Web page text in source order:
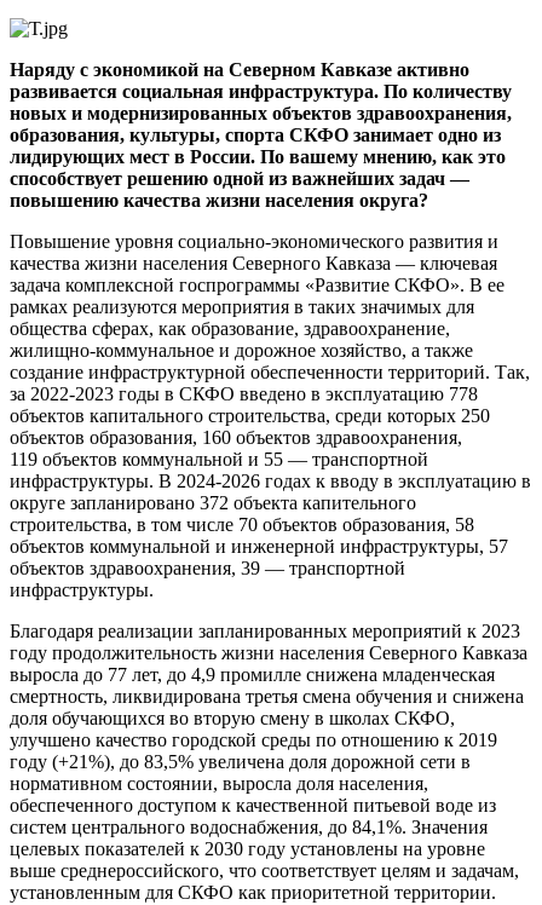
Наряду с экономикой на Северном Кавказе активно
развивается социальная инфраструктура. По количеству
новых и модернизированных объектов здравоохранения,
образования, культуры, спорта СКФО занимает одно из
лидирующих мест в России. По вашему мнению, как это
способствует решению одной из важнейших задач —
повышению качества жизни населения округа?
Повышение уровня социально-экономического развития и
качества жизни населения Северного Кавказа — ключевая
задача комплексной госпрограммы «Развитие СКФО». В ее
рамках реализуются мероприятия в таких значимых для
общества сферах, как образование, здравоохранение,
жилищно-коммунальное и дорожное хозяйство, а также
создание инфраструктурной обеспеченности территорий. Так,
за 2022-2023 годы в СКФО введено в эксплуатацию 778
объектов капитального строительства, среди которых 250
объектов образования, 160 объектов здравоохранения,
119 объектов коммунальной и 55 — транспортной
инфраструктуры. В 2024-2026 годах к вводу в эксплуатацию в
округе запланировано 372 объекта капительного
строительства, в том числе 70 объектов образования, 58
объектов коммунальной и инженерной инфраструктуры, 57
объектов здравоохранения, 39 — транспортной
инфраструктуры.
Благодаря реализации запланированных мероприятий к 2023
году продолжительность жизни населения Северного Кавказа
выросла до 77 лет, до 4,9 промилле снижена младенческая
смертность, ликвидирована третья смена обучения и снижена
доля обучающихся во вторую смену в школах СКФО,
улучшено качество городской среды по отношению к 2019
году (+21%), до 83,5% увеличена доля дорожной сети в
нормативном состоянии, выросла доля населения,
обеспеченного доступом к качественной питьевой воде из
систем центрального водоснабжения, до 84,1%. Значения
целевых показателей к 2030 году установлены на уровне
выше среднероссийского, что соответствует целям и задачам,
установленным для СКФО как приоритетной территории.